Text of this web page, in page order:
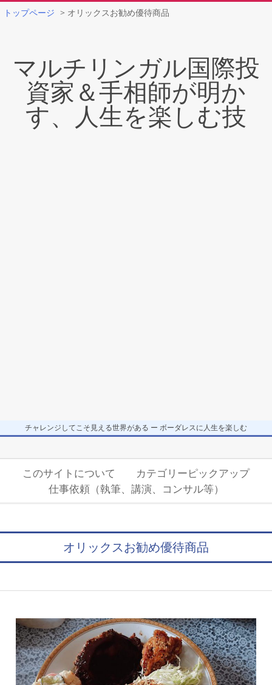
トップページ > オリックスお勧め優待商品
マルチリンガル国際投
資家＆手相師が明か
す、人生を楽しむ技
チャレンジしてこそ見える世界がある ー ボーダレスに人生を楽しむ
Navigationこのサイトについて
カテゴリーピックアップ
仕事依頼（執筆、講演、コンサル等）
オリックスお勧め優待商品